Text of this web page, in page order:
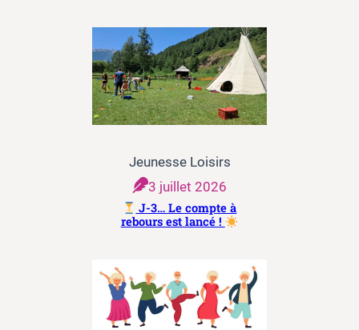
Jeunesse Loisirs
3 juillet 2026
J-3… Le compte à
rebours est lancé !